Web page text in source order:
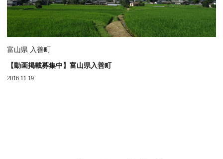
富山県 入善町
【動画掲載募集中】富山県入善町
2016.11.19